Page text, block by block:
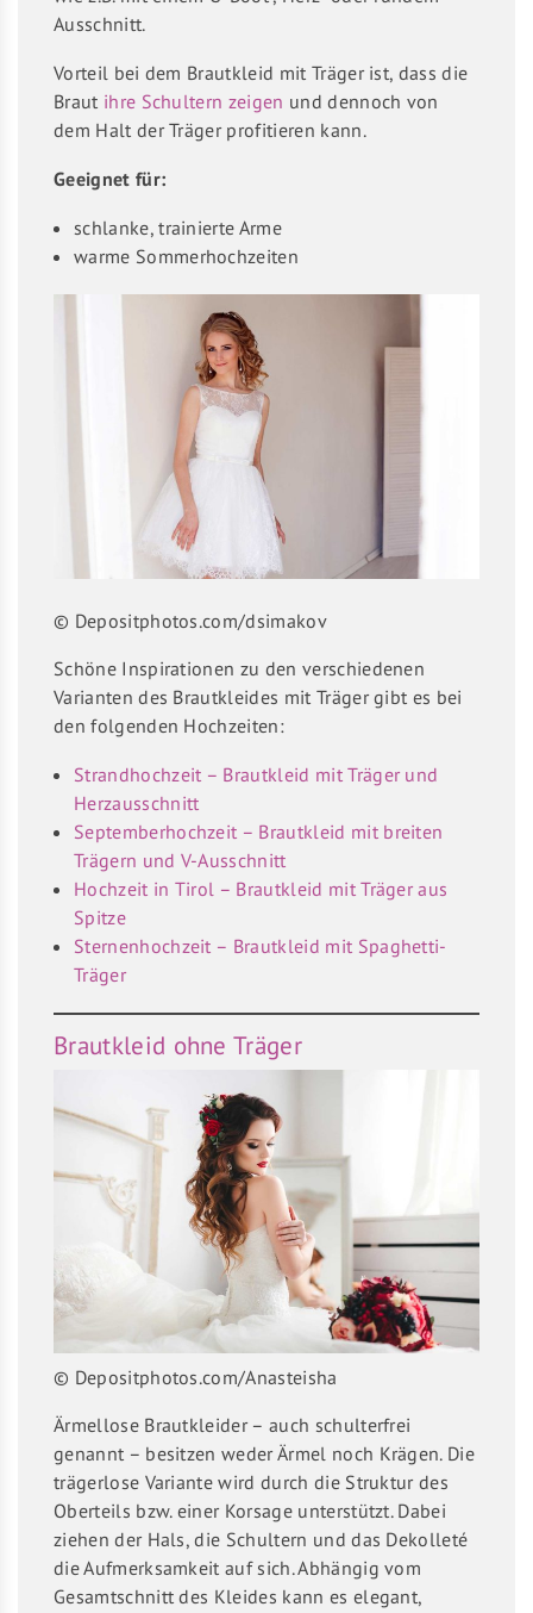
Ausschnitt.
Vorteil bei dem Brautkleid mit Träger ist, dass die
Braut ihre Schultern zeigen und dennoch von
dem Halt der Träger profitieren kann.
Geeignet für:
schlanke, trainierte Arme
warme Sommerhochzeiten
© Depositphotos.com/dsimakov
Schöne Inspirationen zu den verschiedenen
Varianten des Brautkleides mit Träger gibt es bei
den folgenden Hochzeiten:
Strandhochzeit – Brautkleid mit Träger und
Herzausschnitt
Septemberhochzeit – Brautkleid mit breiten
Trägern und V-Ausschnitt
Hochzeit in Tirol – Brautkleid mit Träger aus
Spitze
Sternenhochzeit – Brautkleid mit Spaghetti-
Träger
Brautkleid ohne Träger
© Depositphotos.com/Anasteisha
Ärmellose Brautkleider – auch schulterfrei
genannt – besitzen weder Ärmel noch Krägen. Die
trägerlose Variante wird durch die Struktur des
Oberteils bzw. einer Korsage unterstützt. Dabei
ziehen der Hals, die Schultern und das Dekolleté
die Aufmerksamkeit auf sich. Abhängig vom
Gesamtschnitt des Kleides kann es elegant,